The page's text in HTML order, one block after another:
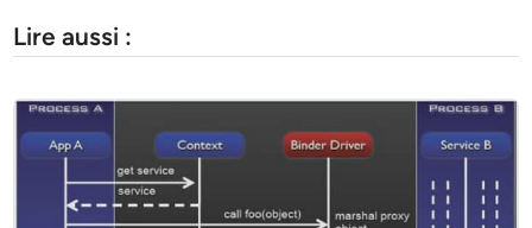
Lire aussi :